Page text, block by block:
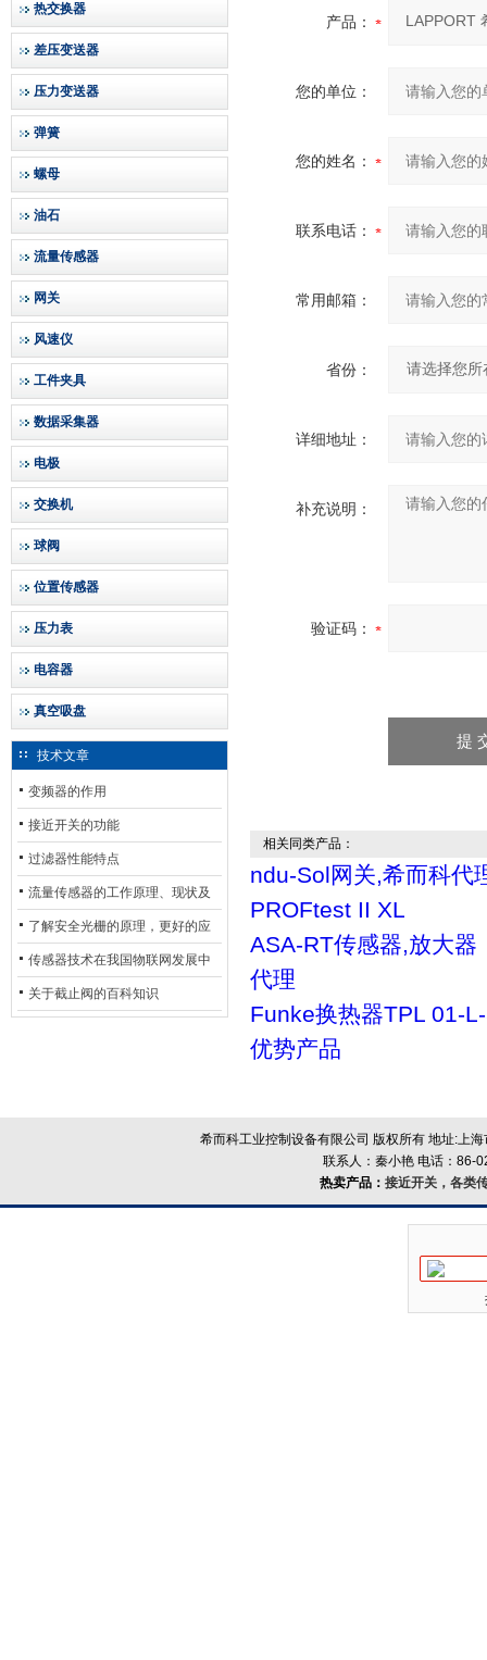
热交换器
差压变送器
压力变送器
弹簧
螺母
油石
流量传感器
网关
风速仪
工件夹具
数据采集器
电极
交换机
球阀
位置传感器
压力表
电容器
真空吸盘
技术文章
变频器的作用
接近开关的功能
过滤器性能特点
流量传感器的工作原理、现状及
其发展前景
了解安全光栅的原理，更好的应
用安全光栅
传感器技术在我国物联网发展中
的地位*
关于截止阀的百科知识
产品：
您的单位：
您的姓名：
联系电话：
常用邮箱：
省份：
详细地址：
补充说明：
验证码：
相关同类产品：
ndu-Sol网关,希而科代
PROFtest II XL
ASA-RT传感器,放大器
代理
Funke换热器TPL 01-
优势产品
希而科工业控制设备有限公司 版权所有 地址:上
联系人：秦小艳 电话：86-
热卖产品： 接近开关，各类